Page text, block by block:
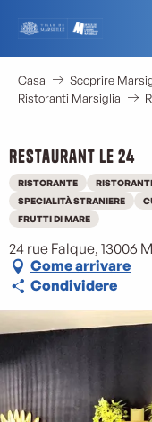
contenu
principal
Casa Scoprire
Ristoranti Marsiglia
Restaurant Le 24
RISTORANTE
SPECIALITÀ STRANIERE
FRUTTI DI MARE
24 rue Falque, 13006
Come arrivare
Condividere